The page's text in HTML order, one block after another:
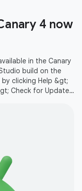
4 now
in the Canary
build on the
clicking Help &gt;
Check for Updates